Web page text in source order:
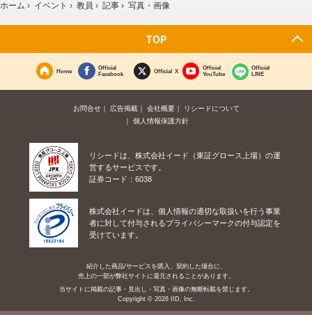
ホーム › イベント › 教員 › 記事 › 写真・画像
TOP
Home
Official
Facebook
Official X
Official
YouTube
Official
LINE
お問合せ 広告掲載 会社概要
リシードについて
個人情報保護方針
リシードは、株式会社イード（東証グロース上場）の運
営するサービスです。
証券コード：6038
株式会社イードは、個人情報の適切な取扱いを行う事業
者に対して付与されるプライバシーマークの付与認定を
受けています。
紹介した商品/サービスを購入、契約した場合に、
売上の一部が弊社サイトに還元されることがあります。
当サイトに掲載の記事・見出し・写真・画像の無断転載を禁じます。
Copyright © 2026 IID, Inc.